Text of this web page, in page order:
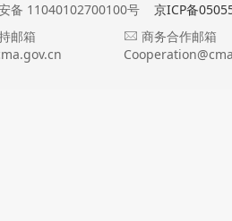
备 11040102700100号
京ICP备
邮箱
商务合作邮箱